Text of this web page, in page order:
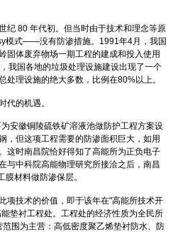
纪 80 年代初。但当时由于技术和理念等原
模式——没有防渗措施。1991年4月，我国
体废弃物场一期工程的建成和投入使用
我国各地的垃圾处理设施建设出现了一个
处理设施的绝大多数，比例在80%以上。
代的机遇。
安徽铜陵硫铁矿溶液池做防护工程方案设
，但这项工程需要的防渗面积巨大，如用
这时南昌院恰好得知了高能所为正负电子
与中科院高能物理研究所接洽之后，南昌
材料做防渗保层。
项技术的价值，即于该年在"高能所技术开
垫衬工程处。工程处的经济性质为全民所
围为主营：高低密度聚乙烯垫衬防水、防